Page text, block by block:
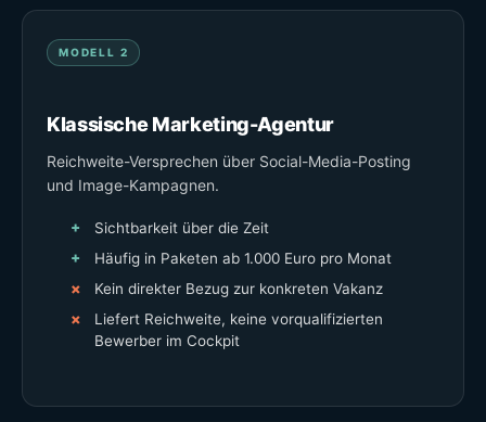
MODELL 2
Klassische Marketing-Agentur
Reichweite-Versprechen über Social-Media-Posting
und Image-Kampagnen.
Sichtbarkeit über die Zeit
Häufig in Paketen ab 1.000 Euro pro Monat
Kein direkter Bezug zur konkreten Vakanz
Liefert Reichweite, keine vorqualifizierten
Bewerber im Cockpit